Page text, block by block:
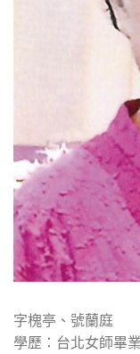
字槐亭、號蘭庭
學歷：台北女師畢業